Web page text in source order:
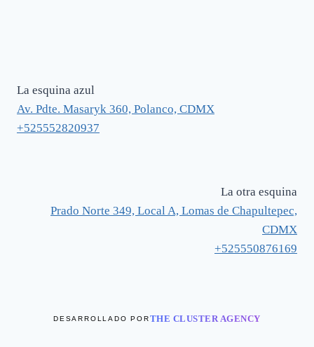
La esquina azul
Av. Pdte. Masaryk 360, Polanco, CDMX
+525552820937
La otra esquina
Prado Norte 349, Local A, Lomas de Chapultepec,
CDMX
+525550876169
DESARROLLADO PORTHE CLUSTER AGENCY